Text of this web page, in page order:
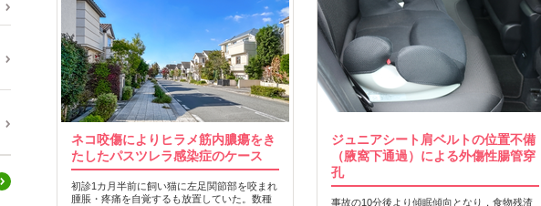
ネコ咬傷によりヒラメ筋内膿瘍をき
たしたパスツレラ感染症のケース
初診1カ月半前に飼い猫に左足関節部を咬まれ
腫脹・疼痛を自覚するも放置していた。数種
ジュニアシート肩ベルトの位置不備
（腋窩下通過）による外傷性腸管穿
孔
事故の10分後より傾眠傾向となり，食物残渣